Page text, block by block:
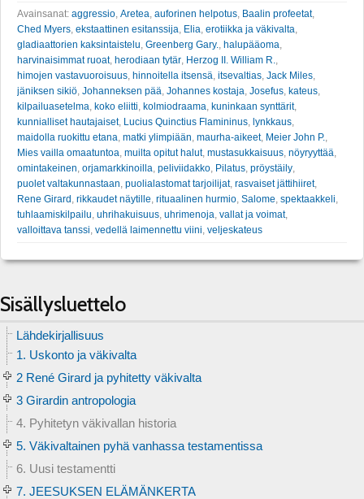
Avainsanat: aggressio Aretea auforinen helpotus Baalin profeetat,
Ched Myers ekstaattinen esitanssija Elia erotiikka ja väkivalta
gladiaattorien kaksintaistelu Greenberg Gary. halupääoma
harvinaisimmat ruoat, herodiaan tytär Herzog II. William R.
himojen vastavuoroisuus hinnoitella itsensä itsevaltias Jack Miles
jäniksen sikiö Johanneksen pää Johannes kostaja Josefus kateus
kilpailuasetelma koko eliitti kolmiodraama kuninkaan synttärit,
kunnialliset hautajaiset, Lucius Quinctius Flamininus lynkkaus
maidolla ruokittu etana matki ylimpiään maurha-aikeet, Meier John P.
Mies vailla omaatuntoa muilta opitut halut, mustasukkaisuus nöyryyttää
omintakeinen orjamarkkinoilla peliviidakko Pilatus pröystäily
puolet valtakunnastaan puolialastomat tarjoilijat, rasvaiset jättihiiret,
Rene Girard rikkaudet näytille rituaalinen hurmio Salome spektaakkeli
tuhlaamiskilpailu uhrihakuisuus uhrimenoja vallat ja voimat,
valloittava tanssi vedellä laimennettu viini veljeskateus
Sisällysluettelo
Lähdekirjallisuus
1. Uskonto ja väkivalta
2 René Girard ja pyhitetty väkivalta
3 Girardin antropologia
4. Pyhitetyn väkivallan historia
5. Väkivaltainen pyhä vanhassa testamentissa
6. Uusi testamentti
7. JEESUKSEN ELÄMÄNKERTA